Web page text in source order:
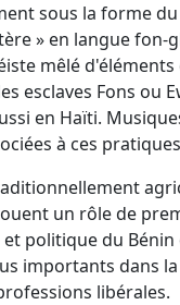
sous la forme
» en langue fon-
mêlé
esclaves Fons ou
en Haïti.
à ces
un rôle de
politique du
importants dans
libérales.